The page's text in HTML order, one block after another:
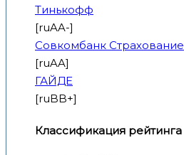
Тинькофф
[ruAA-]
Совкомбанк Страхование
[ruAA]
ГАЙДЕ
[ruBB+]
Классификация рейтинга